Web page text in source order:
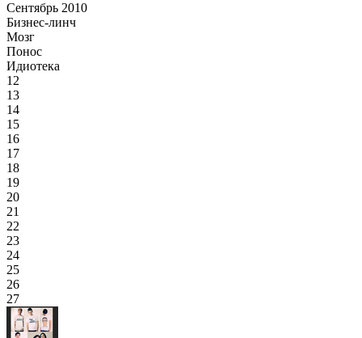
Сентябрь 2010
Бизнес-линч
Мозг
Понос
Идиотека
12
13
14
15
16
17
18
19
20
21
22
23
24
25
26
27